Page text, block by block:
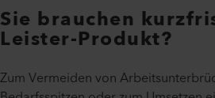
Sie brauchen
Leister-Produkt?
Zum Vermeiden von